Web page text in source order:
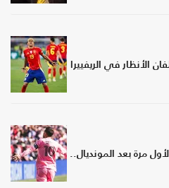
الأنظار في الريفييرا
مرة بعد المونديال..